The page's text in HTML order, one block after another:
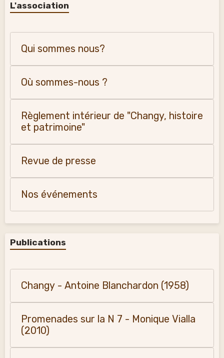
L'association
Qui sommes nous?
Où sommes-nous ?
Règlement intérieur de "Changy, histoire
et patrimoine"
Revue de presse
Nos événements
Publications
Changy - Antoine Blanchardon (1958)
Promenades sur la N 7 - Monique Vialla
(2010)